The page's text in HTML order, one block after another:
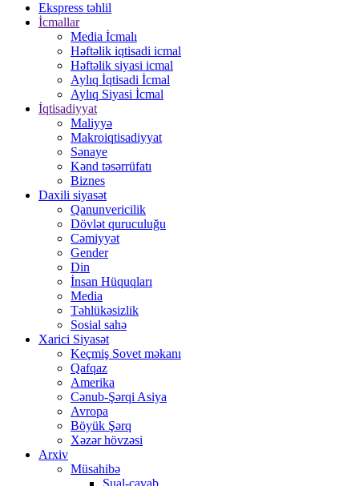
Ekspress təhlil
İcmallar
Media İcmalı
Həftəlik iqtisadi icmal
Həftəlik siyasi icmal
Aylıq İqtisadi İcmal
Aylıq Siyasi İcmal
İqtisadiyyat
Maliyyə
Makroiqtisadiyyat
Sənaye
Kənd təsərrüfatı
Biznes
Daxili siyasət
Qanunvericilik
Dövlət quruculuğu
Cəmiyyət
Gender
Din
İnsan Hüquqları
Media
Təhlükəsizlik
Sosial sahə
Xarici Siyasət
Keçmiş Sovet məkanı
Qafqaz
Amerika
Cənub-Şərqi Asiya
Avropa
Böyük Şərq
Xəzər hövzəsi
Arxiv
Müsahibə
Sual-cavab